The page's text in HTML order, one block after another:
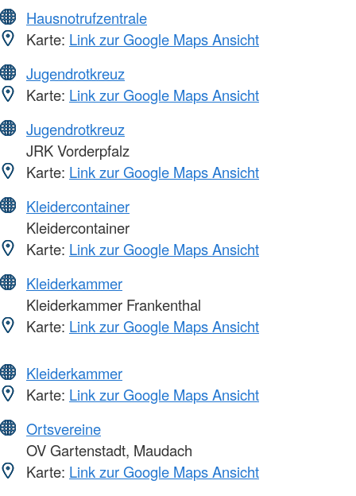
Hausnotrufzentrale
Karte: Link zur Google Maps Ansicht
Jugendrotkreuz
Karte: Link zur Google Maps Ansicht
Jugendrotkreuz
JRK Vorderpfalz
Karte: Link zur Google Maps Ansicht
Kleidercontainer
Kleidercontainer
Karte: Link zur Google Maps Ansicht
Kleiderkammer
Kleiderkammer Frankenthal
Karte: Link zur Google Maps Ansicht
Kleiderkammer
Karte: Link zur Google Maps Ansicht
Ortsvereine
OV Gartenstadt, Maudach
Karte: Link zur Google Maps Ansicht